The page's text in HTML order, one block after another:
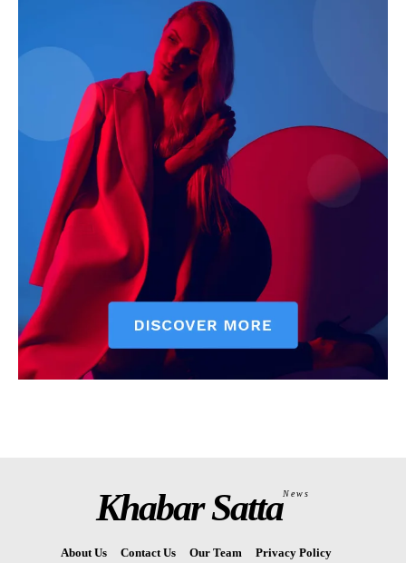
Khabar SattaNews
About Us Contact Us Our Team
Privacy Policy